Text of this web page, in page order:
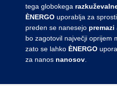
tega globokega
ÈNERGO uporablja za
preden se nanesejo premazi
bo zagotovil največji oprijem
zato se lahko ÈNERGO
za nanos nanosov